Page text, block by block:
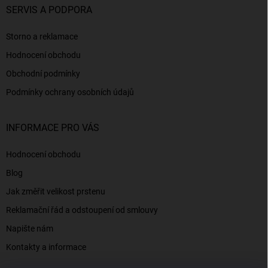
SERVIS A PODPORA
Storno a reklamace
Hodnocení obchodu
Obchodní podmínky
Podmínky ochrany osobních údajů
INFORMACE PRO VÁS
Hodnocení obchodu
Blog
Jak změřit velikost prstenu
Reklamační řád a odstoupení od smlouvy
Napište nám
Kontakty a informace